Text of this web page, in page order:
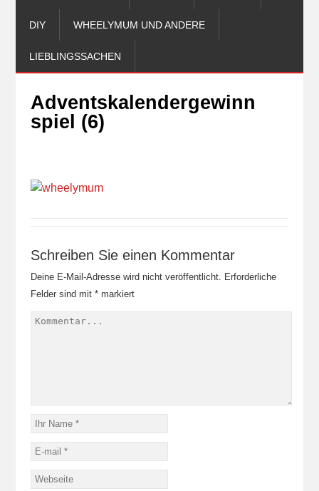
DIY WHEELYMUM UND ANDERE
LIEBLINGSSACHEN
Adventskalendergewinn
spiel (6)
Schreiben Sie einen Kommentar
Deine E-Mail-Adresse wird nicht veröffentlicht. Erforderliche
Felder sind mit *markiert